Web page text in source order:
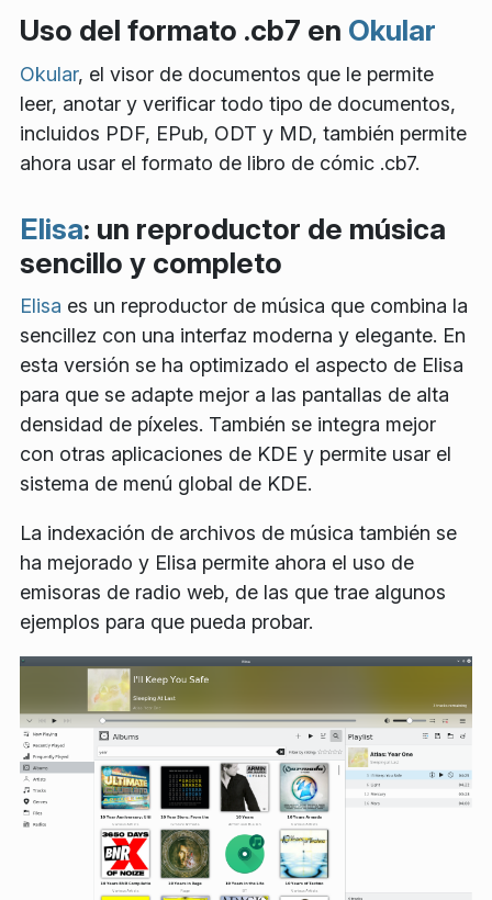
Uso del formato .cb7 en Okular
Okular, el visor de documentos que le permite
leer, anotar y verificar todo tipo de documentos,
incluidos PDF, EPub, ODT y MD, también permite
ahora usar el formato de libro de cómic .cb7.
Elisa: un reproductor de música
sencillo y completo
Elisa es un reproductor de música que combina la
sencillez con una interfaz moderna y elegante. En
esta versión se ha optimizado el aspecto de Elisa
para que se adapte mejor a las pantallas de alta
densidad de píxeles. También se integra mejor
con otras aplicaciones de KDE y permite usar el
sistema de menú global de KDE.
La indexación de archivos de música también se
ha mejorado y Elisa permite ahora el uso de
emisoras de radio web, de las que trae algunos
ejemplos para que pueda probar.